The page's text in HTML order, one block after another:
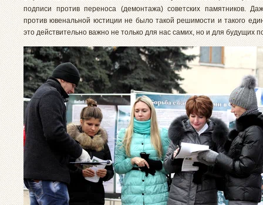
подписи против переноса (демонтажа) советских памятников.
против ювенальной юстиции не было такой решимости и такого
это действительно важно не только для нас самих, но и для будущих